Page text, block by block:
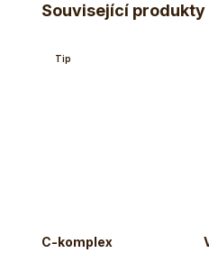
Související produkty
Tip
C-komplex